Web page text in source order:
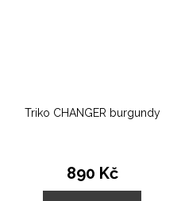
Triko CHANGER burgundy
890 Kč